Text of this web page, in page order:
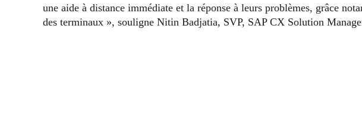
une aide à distance immédiate et la réponse à leurs problèmes, grâce
des terminaux », souligne Nitin Badjatia, SVP, SAP CX Solution